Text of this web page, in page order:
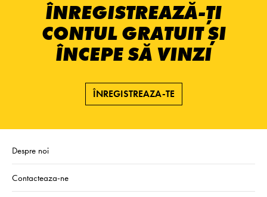
ÎNREGISTREAZĂ-ȚI
CONTUL GRATUIT ȘI
ÎNCEPE SĂ VINZI
ÎNREGISTREAZA-TE
Despre noi
Contacteaza-ne